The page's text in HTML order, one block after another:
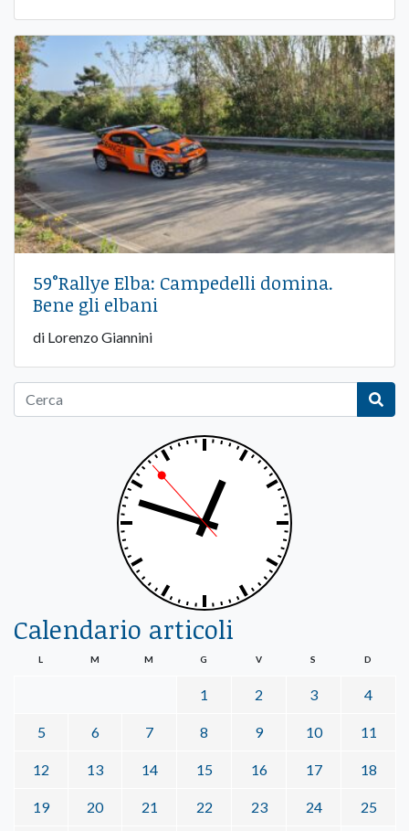
59°Rallye Elba: Campedelli domina.
Bene gli elbani
di Lorenzo Giannini
Calendario articoli
L M M G V S D
1 2 3 4
5 6 7 8 9 10 11
12 13 14 15 16 17 18
19 20 21 22 23 24 25